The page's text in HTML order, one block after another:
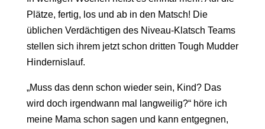
Plätze, fertig, los und ab in den Matsch! Die
üblichen Verdächtigen des Niveau-Klatsch Teams
stellen sich ihrem jetzt schon dritten Tough Mudder
Hindernislauf.
„Muss das denn schon wieder sein, Kind? Das
wird doch irgendwann mal langweilig?“ höre ich
meine Mama schon sagen und kann entgegnen,